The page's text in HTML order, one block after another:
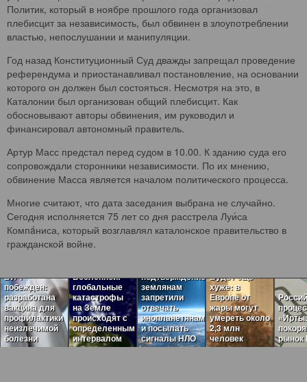
Политик, который в ноябре прошлого года организовал
плебисцит за независимость, был обвинен в злоупотреблении
властью, непослушании и манипуляции.
Год назад Конституционный Суд дважды запрещал проведение
референдума и приостанавливал постановление, на основании
которого он должен был состояться. Несмотря на это, в
Каталонии был организован общий плебисцит. Как
обосновывают авторы обвинения, им руководил и
финансировал автономный правитель.
Артур Масс предстал перед судом в 10.00. К зданию суда его
сопровождали сторонники независимости. По их мнению,
обвинение Масса является началом политического процесса.
Многие считают, что дата заседания выбрана не случайно.
Сегодня исполняется 75 лет со дня расстрела Луи́са
Компáниса, который возглавлял каталонское правительство в
гражданской войне.
ВИЧ
побежден:
разработана
вакцина для
профилактики
неизлечимой
болезни
Вселенной:
глобальные
катастрофы
на Земле
происходят с
определенным
интервалом
Пугающая
подтверждение:
землянам
запретили
отвечать
инопланетянам
и посылать
сигналы НЛО
Будет ещё
хуже: в
Европе от
жары могут
умереть около
2,3 млн
человек